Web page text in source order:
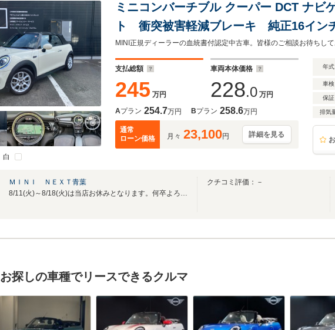
白
ミニコンバーチブル クーパー DCT ナ
ト 衝突被害軽減ブレーキ 純正16イ
トライト オートワイパー パーキング
リング
支払総額
245 万円
車両本体価格
228.0 万円
Aプラン 254.7万円 Bプラン 258.6万円
通常
ローン価格
月々 23,100円 詳細を見る
年式
車検
保証
排気
ＭＩＮＩ ＮＥＸＴ青葉
8/11(火)～8/18(火)は当店お休みとなります。何卒よろしくお願いいたします。
クチコミ評価：－
お探しの車種でリースできるクルマ